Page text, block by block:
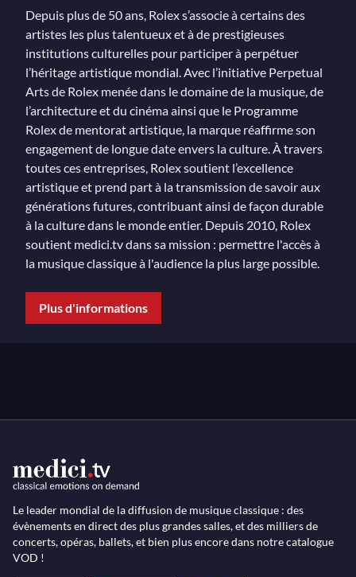
Depuis plus de 50 ans, Rolex s’associe à certains des
artistes les plus talentueux et à de prestigieuses
institutions culturelles pour participer à perpétuer
l’héritage artistique mondial. Avec l’initiative Perpetual
Arts de Rolex menée dans le domaine de la musique, de
l’architecture et du cinéma ainsi que le Programme
Rolex de mentorat artistique, la marque réaffirme son
engagement de longue date envers la culture. À travers
toutes ces entreprises, Rolex soutient l’excellence
artistique et prend part à la transmission de savoir aux
générations futures, contribuant ainsi de façon durable
à la culture dans le monde entier. Depuis 2010, Rolex
soutient medici.tv dans sa mission : permettre l'accès à
la musique classique à l'audience la plus large possible.
Plus d'informations
Le leader mondial de la diffusion de musique classique : des
évènements en direct des plus grandes salles, et des milliers de
concerts, opéras, ballets, et bien plus encore dans notre catalogue
VOD !